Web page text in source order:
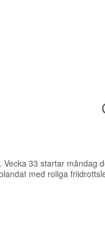
33 startar
med roliga